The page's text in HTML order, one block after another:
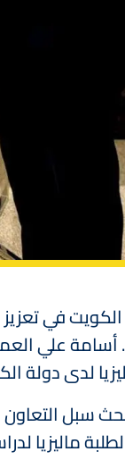
في تعزيز
علي
لدى دولة
سبل
ماليزيا